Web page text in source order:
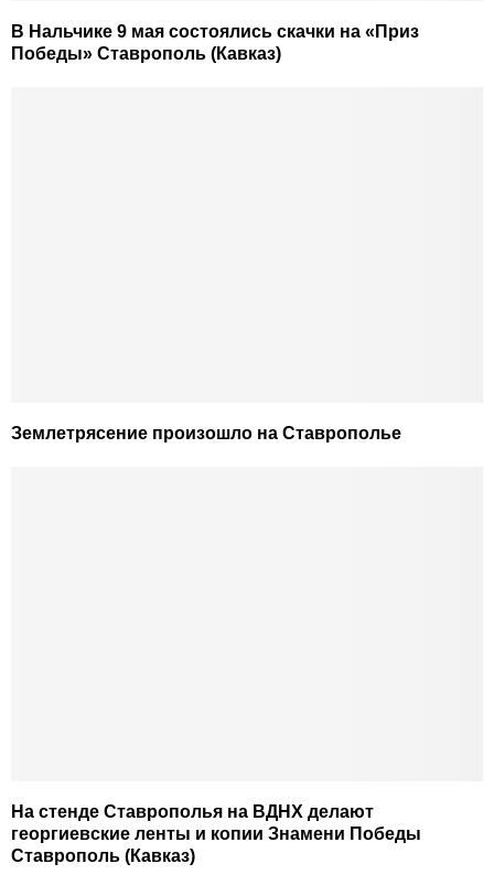
В Нальчике 9 мая состоялись скачки на «Приз
Победы» Ставрополь (Кавказ)
Землетрясение произошло на Ставрополье
На стенде Ставрополья на ВДНХ делают
георгиевские ленты и копии Знамени Победы
Ставрополь (Кавказ)